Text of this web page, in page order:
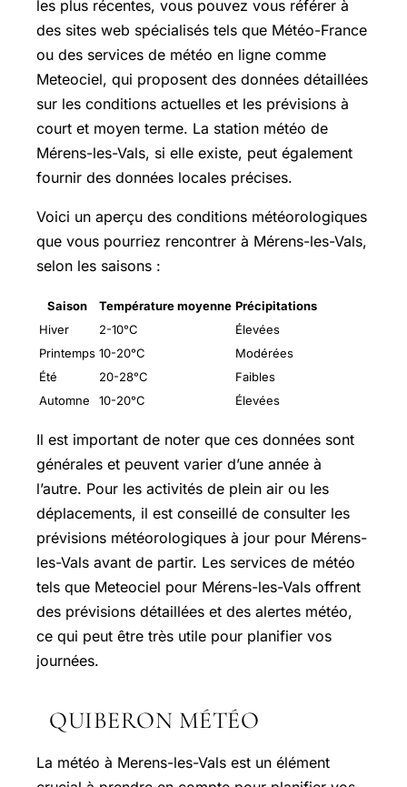
les plus récentes, vous pouvez vous référer à
des sites web spécialisés tels que Météo-France
ou des services de météo en ligne comme
Meteociel, qui proposent des données détaillées
sur les conditions actuelles et les prévisions à
court et moyen terme. La station météo de
Mérens-les-Vals, si elle existe, peut également
fournir des données locales précises.
Voici un aperçu des conditions météorologiques
que vous pourriez rencontrer à Mérens-les-Vals,
selon les saisons :
Saison Température moyenne Précipitations
Hiver
2-10°C
Élevées
Printemps 10-20°C
Modérées
Été
20-28°C
Faibles
Automne
10-20°C Élevées
Il est important de noter que ces données sont
générales et peuvent varier d’une année à
l’autre. Pour les activités de plein air ou les
déplacements, il est conseillé de consulter les
prévisions météorologiques à jour pour Mérens-
les-Vals avant de partir. Les services de météo
tels que Meteociel pour Mérens-les-Vals offrent
des prévisions détaillées et des alertes météo,
ce qui peut être très utile pour planifier vos
journées.
QUIBERON MÉTÉO
La météo à Merens-les-Vals est un élément